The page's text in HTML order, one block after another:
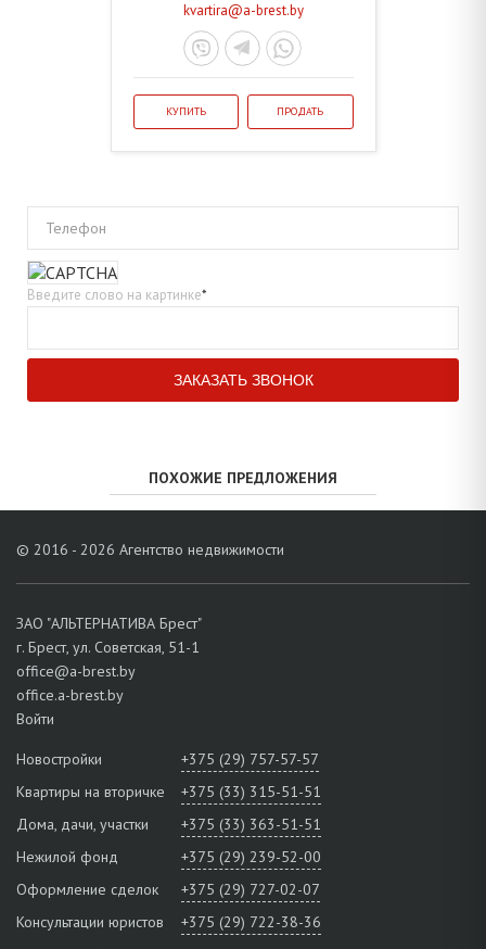
kvartira@a-brest.by
КУПИТЬ ПРОДАТЬ
Телефон
Введите слово на картинке*
ПОХОЖИЕ ПРЕДЛОЖЕНИЯ
© 2016 - 2026 Агентство недвижимости
ЗАО "АЛЬТЕРНАТИВА Брест"
г. Брест, ул. Советская, 51-1
office@a-brest.by
office.a-brest.by
Войти
Новостройки
+375 (29) 757-57-57
Квартиры на вторичке
+375 (33) 315-51-51
Дома, дачи, участки
+375 (33) 363-51-51
Нежилой фонд
+375 (29) 239-52-00
Оформление сделок
+375 (29) 727-02-07
Консультации юристов
+375 (29) 722-38-36